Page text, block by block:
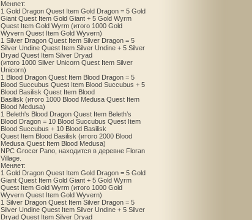
Меняет:
1 Gold Dragon Quest Item Gold Dragon = 5 Gold
Giant Quest Item Gold Giant + 5 Gold Wyrm
Quest Item Gold Wyrm (итого 1000 Gold
Wyvern Quest Item Gold Wyvern)
1 Silver Dragon Quest Item Silver Dragon = 5
Silver Undine Quest Item Silver Undine + 5 Silver
Dryad Quest Item Silver Dryad
(итого 1000 Silver Unicorn Quest Item Silver
Unicorn)
1 Blood Dragon Quest Item Blood Dragon = 5
Blood Succubus Quest Item Blood Succubus + 5
Blood Basilisk Quest Item Blood
Basilisk (итого 1000 Blood Medusa Quest Item
Blood Medusa)
1 Beleth's Blood Dragon Quest Item Beleth’s
Blood Dragon = 10 Blood Succubus Quest Item
Blood Succubus + 10 Blood Basilisk
Quest Item Blood Basilisk (итого 2000 Blood
Medusa Quest Item Blood Medusa)
NPC Grocer Pano, находится в деревне Floran
Village.
Меняет:
1 Gold Dragon Quest Item Gold Dragon = 5 Gold
Giant Quest Item Gold Giant + 5 Gold Wyrm
Quest Item Gold Wyrm (итого 1000 Gold
Wyvern Quest Item Gold Wyvern)
1 Silver Dragon Quest Item Silver Dragon = 5
Silver Undine Quest Item Silver Undine + 5 Silver
Dryad Quest Item Silver Dryad